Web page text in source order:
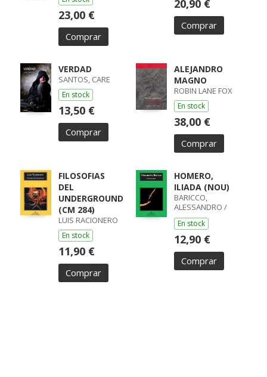
23,00 €
Comprar
20,90 €
Comprar
VERDAD
SANTOS, CARE
En stock
13,50 €
Comprar
ALEJANDRO
MAGNO
ROBIN LANE FOX
En stock
38,00 €
Comprar
FILOSOFIAS
DEL
UNDERGROUND
(CM 284)
LUIS RACIONERO
En stock
11,90 €
Comprar
HOMERO,
ILIADA (NOU)
BARICCO,
ALESSANDRO /
ALESSANDRO
BARICCO
En stock
12,90 €
Comprar